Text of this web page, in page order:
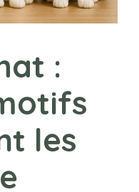
:
les